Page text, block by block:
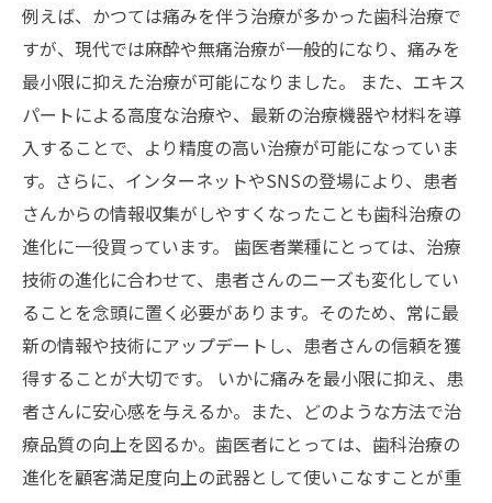
例えば、かつては痛みを伴う治療が多かった歯科治療で
すが、現代では麻酔や無痛治療が一般的になり、痛みを
最小限に抑えた治療が可能になりました。 また、エキス
パートによる高度な治療や、最新の治療機器や材料を導
入することで、より精度の高い治療が可能になっていま
す。さらに、インターネットやSNSの登場により、患者
さんからの情報収集がしやすくなったことも歯科治療の
進化に一役買っています。 歯医者業種にとっては、治療
技術の進化に合わせて、患者さんのニーズも変化してい
ることを念頭に置く必要があります。そのため、常に最
新の情報や技術にアップデートし、患者さんの信頼を獲
得することが大切です。 いかに痛みを最小限に抑え、患
者さんに安心感を与えるか。また、どのような方法で治
療品質の向上を図るか。歯医者にとっては、歯科治療の
進化を顧客満足度向上の武器として使いこなすことが重